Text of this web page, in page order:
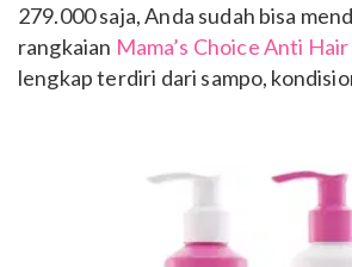
279.000 saja, Anda sudah bisa
rangkaian Mama’s Choice Anti
lengkap terdiri dari sampo,